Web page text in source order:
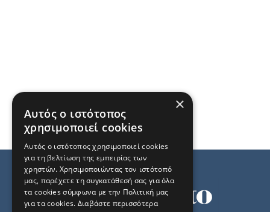
×
Αυτός ο ιστότοπος
χρησιμοποιεί cookies
Αυτός ο ιστότοπος χρησιμοποιεί cookies
για τη βελτίωση της εμπειρίας των
χρηστών. Χρησιμοποιώντας τον ιστότοπό
μας, παρέχετε τη συγκατάθεσή σας για όλα
τα cookies σύμφωνα με την Πολιτική μας
για τα cookies. Διαβάστε περισσότερα